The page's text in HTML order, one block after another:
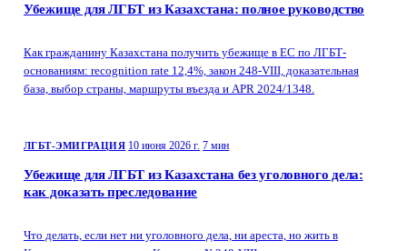
Убежище для ЛГБТ из Казахстана: полное руководство
Как гражданину Казахстана получить убежище в ЕС по ЛГБТ-
основаниям: recognition rate 12,4%, закон 248-VIII, доказательная
база, выбор страны, маршруты въезда и APR 2024/1348.
ЛГБТ-ЭМИГРАЦИЯ 10 июня 2026 г. 7 мин
Убежище для ЛГБТ из Казахстана без уголовного дела:
как доказать преследование
Что делать, если нет ни уголовного дела, ни ареста, но жить в